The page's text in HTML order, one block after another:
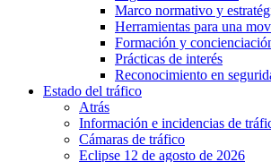
Marco normativo y
Herramientas para una
Formación y
Prácticas de interés
Reconocimiento en
Estado del tráfico
Atrás
Información e incidencias de
Cámaras de tráfico
Eclipse 12 de agosto de 2026